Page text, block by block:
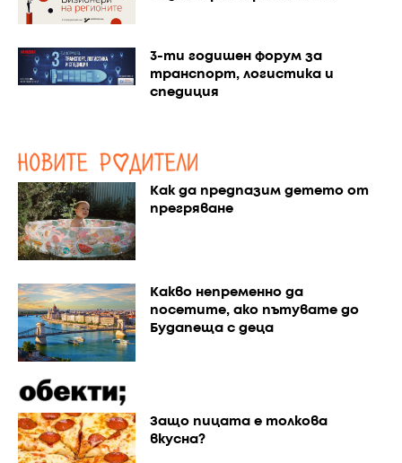
3-ти годишен форум за
транспорт, логистика и
спедиция
Как да предпазим детето от
прегряване
Какво непременно да
посетите, ако пътувате до
Будапеща с деца
Защо пицата е толкова
вкусна?